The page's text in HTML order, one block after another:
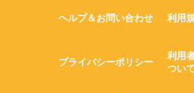
ヘルプ＆お問い合わせ 利用
プライバシーポリシー
利用
ついて